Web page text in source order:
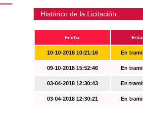
Histórico de la Licitación
Fecha
10-10-2018 10:21:16 En
09-10-2018 15:52:46 En
03-04-2018 12:30:43 En
03-04-2018 12:30:21 En